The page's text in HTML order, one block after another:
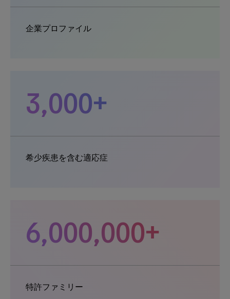
企業プロファイル
3,000+
希少疾患を含む適応症
6,000,000+
特許ファミリー